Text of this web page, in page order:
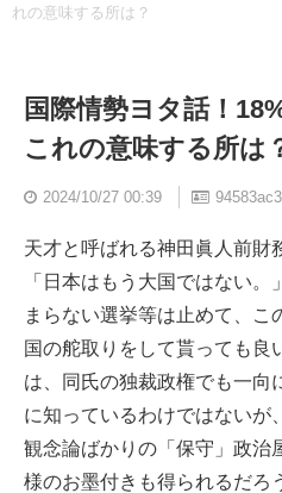
れの意味する所は？
国際情勢ヨタ話！
これの意味する所は
2024/10/27 00:39
天才と呼ばれる神田眞人前財
「日本はもう大国ではない
まらない選挙等は止めて、こ
国の舵取りをして貰っても良
は、同氏の独裁政権でも一向
に知っているわけではないが
観念論ばかりの「保守」政治
様のお墨付きも得られるだろ